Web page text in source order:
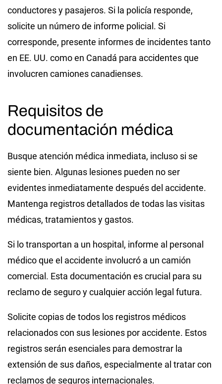
conductores y pasajeros. Si la policía responde,
solicite un número de informe policial. Si
corresponde, presente informes de incidentes tanto
en EE. UU. como en Canadá para accidentes que
involucren camiones canadienses.
Requisitos de
documentación médica
Busque atención médica inmediata, incluso si se
siente bien. Algunas lesiones pueden no ser
evidentes inmediatamente después del accidente.
Mantenga registros detallados de todas las visitas
médicas, tratamientos y gastos.
Si lo transportan a un hospital, informe al personal
médico que el accidente involucró a un camión
comercial. Esta documentación es crucial para su
reclamo de seguro y cualquier acción legal futura.
Solicite copias de todos los registros médicos
relacionados con sus lesiones por accidente. Estos
registros serán esenciales para demostrar la
extensión de sus daños, especialmente al tratar con
reclamos de seguros internacionales.